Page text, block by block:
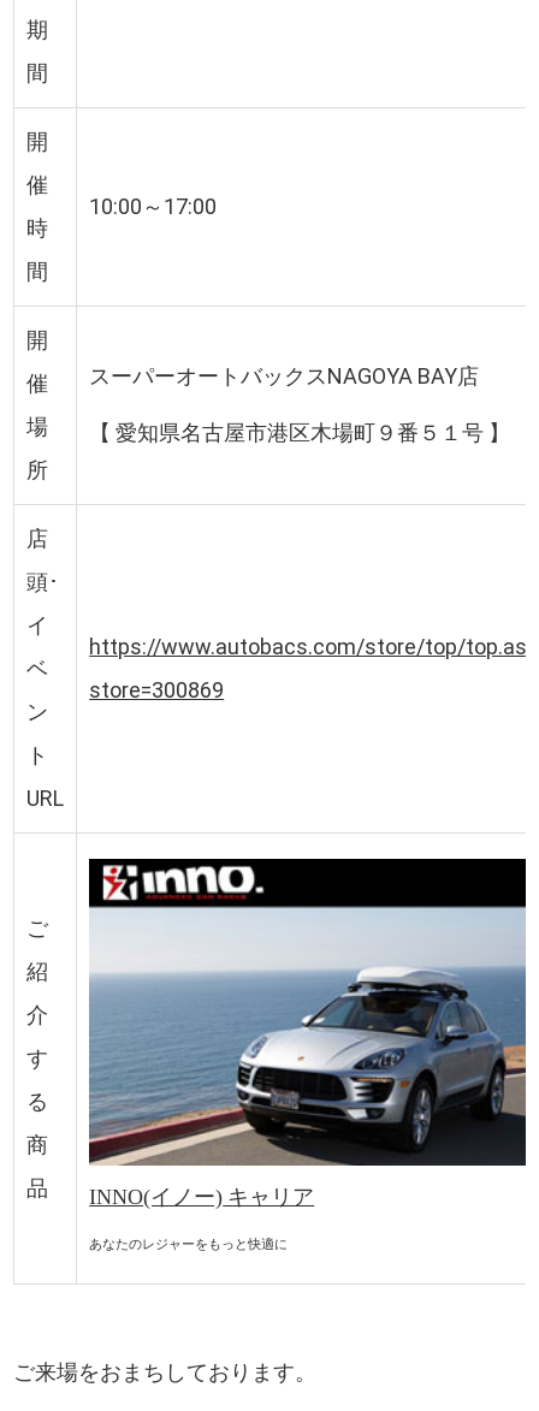
期
間
開
催
時
間
10:00～17:00
開
催
場
所
スーパーオートバックスNAGOYA BAY店
【 愛知県名古屋市港区木場町９番５１号 】
店
頭･
イ
ベ
ン
ト
URL
https://www.autobacs.com/store/top/
store=300869
ご
紹
介
す
る
商
品
INNO(イノー) キャリア
あなたのレジャーをもっと快適に
ご来場をおまちしております。